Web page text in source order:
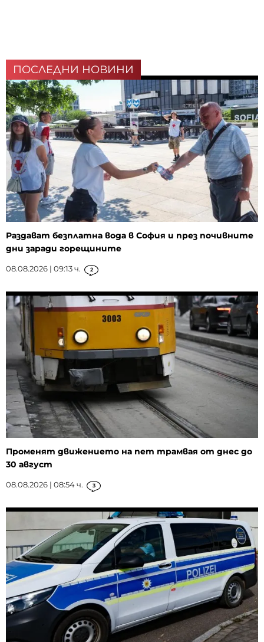
ПОСЛЕДНИ НОВИНИ
Раздават безплатна вода в София и през почивните
дни заради горещините
08.08.2026 | 09:13 ч. 2
Променят движението на пет трамвая от днес до
30 август
08.08.2026 | 08:54 ч. 3